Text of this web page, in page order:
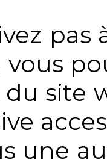
vous
du site
une